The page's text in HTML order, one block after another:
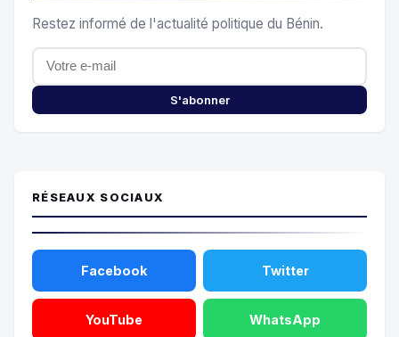
Restez informé de l'actualité politique du Bénin.
S'abonner
RÉSEAUX SOCIAUX
Facebook Twitter
YouTube WhatsApp